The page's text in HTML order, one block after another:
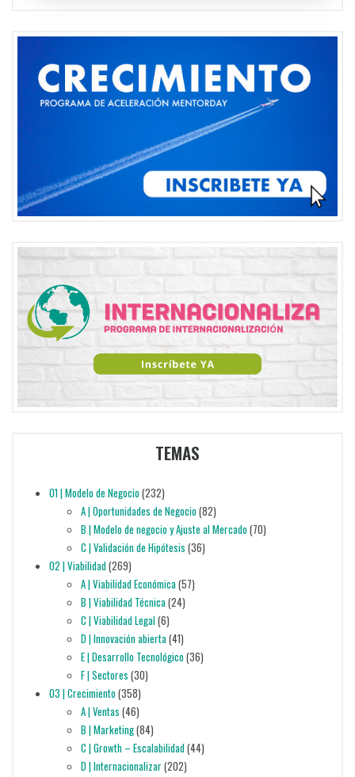
TEMAS
01 | Modelo de Negocio(232)
A | Oportunidades de Negocio(82)
B | Modelo de negocio y Ajuste al Mercado(70)
C | Validación de Hipótesis (36)
02 | Viabilidad(269)
A | Viabilidad Económica(57)
B | Viabilidad Técnica(24)
C | Viabilidad Legal(6)
D | Innovación abierta(41)
E | Desarrollo Tecnológico(36)
F | Sectores (30)
03 | Crecimiento(358)
A | Ventas (46)
B | Marketing(84)
C | Growth – Escalabilidad(44)
D | Internacionalizar(202)